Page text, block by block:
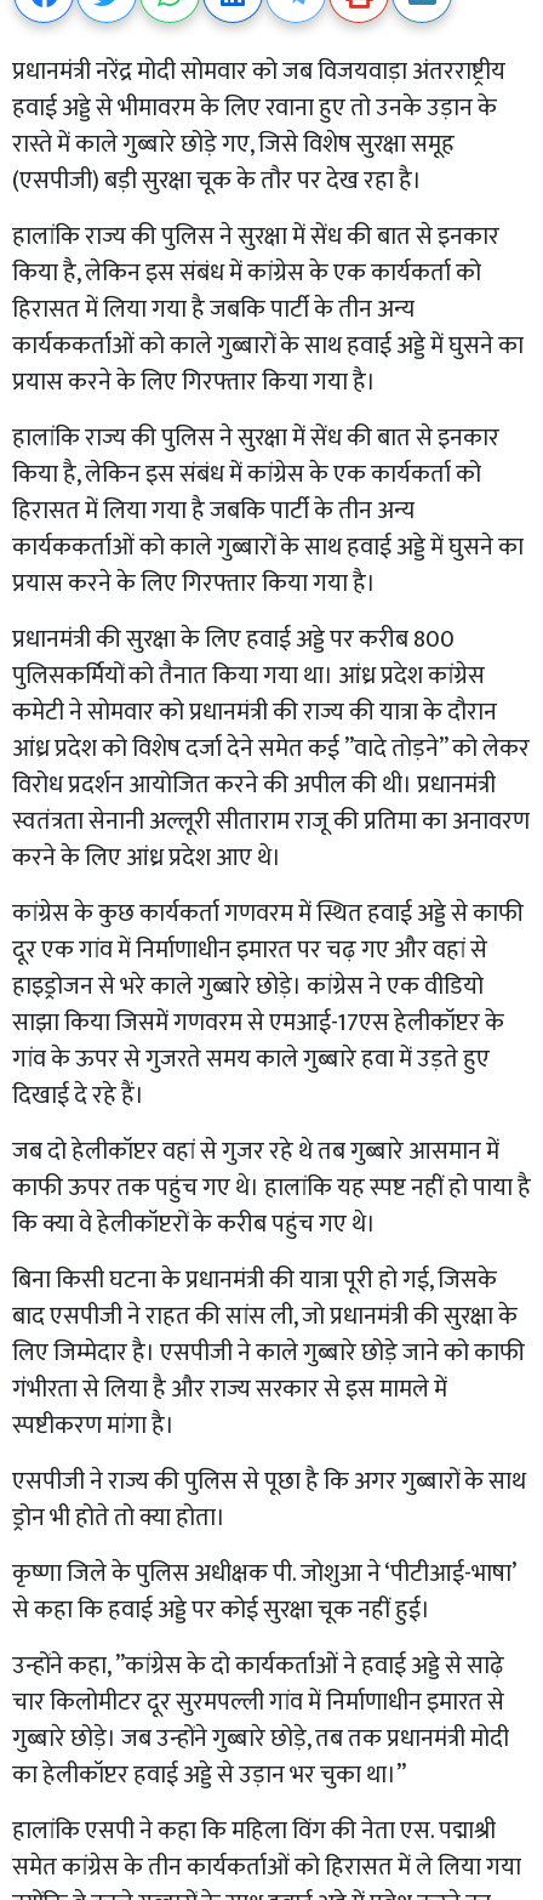
प्रधानमंत्री नरेंद्र मोदी सोमवार को जब विजयवाड़ा अंतरराष्ट्रीय
हवाई अड्डे से भीमावरम के लिए रवाना हुए तो उनके उड़ान के
रास्ते में काले गुब्बारे छोड़े गए, जिसे विशेष सुरक्षा समूह
(एसपीजी) बड़ी सुरक्षा चूक के तौर पर देख रहा है।
हालांकि राज्य की पुलिस ने सुरक्षा में सेंध की बात से इनकार
किया है, लेकिन इस संबंध में कांग्रेस के एक कार्यकर्ता को
हिरासत में लिया गया है जबकि पार्टी के तीन अन्य
कार्यककर्ताओं को काले गुब्बारों के साथ हवाई अड्डे में घुसने का
प्रयास करने के लिए गिरफ्तार किया गया है।
हालांकि राज्य की पुलिस ने सुरक्षा में सेंध की बात से इनकार
किया है, लेकिन इस संबंध में कांग्रेस के एक कार्यकर्ता को
हिरासत में लिया गया है जबकि पार्टी के तीन अन्य
कार्यककर्ताओं को काले गुब्बारों के साथ हवाई अड्डे में घुसने का
प्रयास करने के लिए गिरफ्तार किया गया है।
प्रधानमंत्री की सुरक्षा के लिए हवाई अड्डे पर करीब 800
पुलिसकर्मियों को तैनात किया गया था। आंध्र प्रदेश कांग्रेस
कमेटी ने सोमवार को प्रधानमंत्री की राज्य की यात्रा के दौरान
आंध्र प्रदेश को विशेष दर्जा देने समेत कई ”वादे तोड़ने” को लेकर
विरोध प्रदर्शन आयोजित करने की अपील की थी। प्रधानमंत्री
स्वतंत्रता सेनानी अल्लूरी सीताराम राजू की प्रतिमा का अनावरण
करने के लिए आंध्र प्रदेश आए थे।
कांग्रेस के कुछ कार्यकर्ता गणवरम में स्थित हवाई अड्डे से काफी
दूर एक गांव में निर्माणाधीन इमारत पर चढ़ गए और वहां से
हाइड्रोजन से भरे काले गुब्बारे छोड़े। कांग्रेस ने एक वीडियो
साझा किया जिसमें गणवरम से एमआई-17एस हेलीकॉप्टर के
गांव के ऊपर से गुजरते समय काले गुब्बारे हवा में उड़ते हुए
दिखाई दे रहे हैं।
जब दो हेलीकॉप्टर वहां से गुजर रहे थे तब गुब्बारे आसमान में
काफी ऊपर तक पहुंच गए थे। हालांकि यह स्पष्ट नहीं हो पाया है
कि क्या वे हेलीकॉप्टरों के करीब पहुंच गए थे।
बिना किसी घटना के प्रधानमंत्री की यात्रा पूरी हो गई, जिसके
बाद एसपीजी ने राहत की सांस ली, जो प्रधानमंत्री की सुरक्षा के
लिए जिम्मेदार है। एसपीजी ने काले गुब्बारे छोड़े जाने को काफी
गंभीरता से लिया है और राज्य सरकार से इस मामले में
स्पष्टीकरण मांगा है।
एसपीजी ने राज्य की पुलिस से पूछा है कि अगर गुब्बारों के साथ
ड्रोन भी होते तो क्या होता।
कृष्णा जिले के पुलिस अधीक्षक पी. जोशुआ ने ‘पीटीआई-भाषा’
से कहा कि हवाई अड्डे पर कोई सुरक्षा चूक नहीं हुई।
उन्होंने कहा, ”कांग्रेस के दो कार्यकर्ताओं ने हवाई अड्डे से साढ़े
चार किलोमीटर दूर सुरमपल्ली गांव में निर्माणाधीन इमारत से
गुब्बारे छोड़े। जब उन्होंने गुब्बारे छोड़े, तब तक प्रधानमंत्री मोदी
का हेलीकॉप्टर हवाई अड्डे से उड़ान भर चुका था।”
हालांकि एसपी ने कहा कि महिला विंग की नेता एस. पद्माश्री
समेत कांग्रेस के तीन कार्यकर्ताओं को हिरासत में ले लिया गया